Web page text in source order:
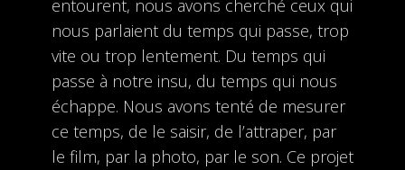
entourent, nous avons cherché ceux qui
nous parlaient du temps qui passe, trop
vite ou trop lentement. Du temps qui
passe à notre insu, du temps qui nous
échappe. Nous avons tenté de mesurer
ce temps, de le saisir, de l’attraper, par
le film, par la photo, par le son. Ce projet